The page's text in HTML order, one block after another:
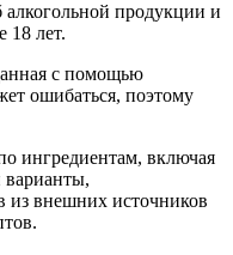
продукции и
18 лет.
с помощью
ошибаться, поэтому
ингредиентам, включая
варианты,
из внешних источников